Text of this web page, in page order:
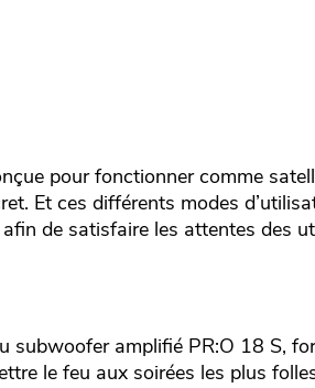
pour fonctionner comme
Et ces différents modes
de satisfaire les attentes des
subwoofer amplifié PR:O 18 S,
le feu aux soirées les plus